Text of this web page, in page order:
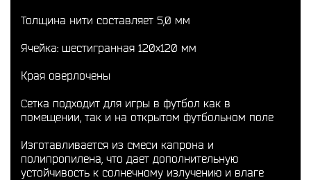
Толщина нити составляет 5,0 мм
Ячейка: шестигранная 120x120 мм
Края оверлочены
Сетка подходит для игры в футбол как в
помещении, так и на открытом футбольном поле
Изготавливается из смеси капрона и
полипропилена, что дает дополнительную
устойчивость к солнечному излучению и влаге